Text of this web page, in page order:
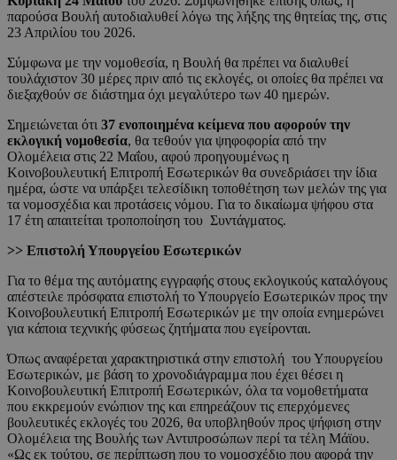
παρούσα Βουλή αυτοδιαλυθεί λόγω της λήξης της θητείας της, στις
23 Απριλίου του 2026.
Σύμφωνα με την νομοθεσία, η Βουλή θα πρέπει να διαλυθεί
τουλάχιστον 30 μέρες πριν από τις εκλογές, οι οποίες θα πρέπει να
διεξαχθούν σε διάστημα όχι μεγαλύτερο των 40 ημερών.
Σημειώνεται ότι 37 ενοποιημένα κείμενα που αφορούν την
εκλογική νομοθεσία, θα τεθούν για ψηφοφορία από την
Ολομέλεια στις 22 Μαΐου, αφού προηγουμένως η
Κοινοβουλευτική Επιτροπή Εσωτερικών θα συνεδριάσει την ίδια
ημέρα, ώστε να υπάρξει τελεσίδικη τοποθέτηση των μελών της για
τα νομοσχέδια και προτάσεις νόμου. Για το δικαίωμα ψήφου στα
17 έτη απαιτείται τροποποίηση του Συντάγματος.
>> Επιστολή Υπουργείου Εσωτερικών
Για το θέμα της αυτόματης εγγραφής στους εκλογικούς καταλόγους
απέστειλε πρόσφατα επιστολή το Υπουργείο Εσωτερικών προς την
Κοινοβουλευτική Επιτροπή Εσωτερικών με την οποία ενημερώνει
για κάποια τεχνικής φύσεως ζητήματα που εγείρονται.
Όπως αναφέρεται χαρακτηριστικά στην επιστολή του Υπουργείου
Εσωτερικών, με βάση το χρονοδιάγραμμα που έχει θέσει η
Κοινοβουλευτική Επιτροπή Εσωτερικών, όλα τα νομοθετήματα
που εκκρεμούν ενώπιον της και επηρεάζουν τις επερχόμενες
βουλευτικές εκλογές του 2026, θα υποβληθούν προς ψήφιση στην
Ολομέλεια της Βουλής των Αντιπροσώπων περί τα τέλη Μάϊου.
«Ως εκ τούτου, σε περίπτωση που το νομοσχέδιο που αφορά την